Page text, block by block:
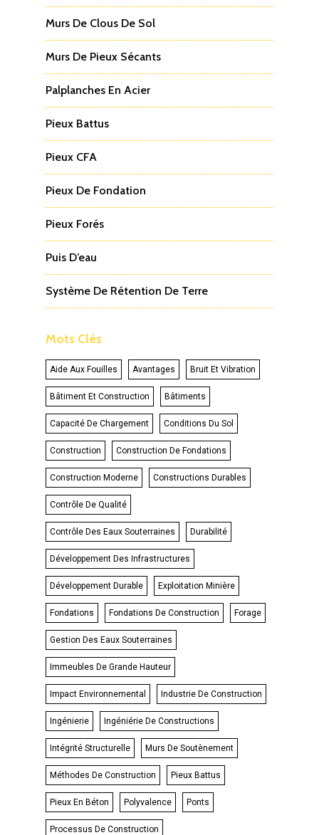
Murs De Clous De Sol
Murs De Pieux Sécants
Palplanches En Acier
Pieux Battus
Pieux CFA
Pieux De Fondation
Pieux Forés
Puis D’eau
Système De Rétention De Terre
Mots Clés
Aide Aux Fouilles Avantages Bruit Et Vibration
Bâtiment Et Construction Bâtiments
Capacité De Chargement Conditions Du Sol
Construction Construction De Fondations
Construction Moderne Constructions Durables
Contrôle De Qualité
Contrôle Des Eaux Souterraines Durabilité
Développement Des Infrastructures
Développement Durable Exploitation Minière
Fondations Fondations De Construction Forage
Gestion Des Eaux Souterraines
Immeubles De Grande Hauteur
Impact Environnemental Industrie De Construction
Ingénierie Ingéniérie De Constructions
Intégrité Structurelle Murs De Soutènement
Méthodes De Construction Pieux Battus
Pieux En Béton Polyvalence Ponts
Processus De Construction